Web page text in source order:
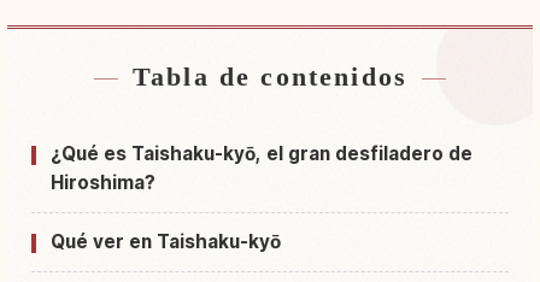
Buscar alojamiento cerca de Desfiladero
Buscar experiencias en Desfiladero
Taishakukyou, Hiroshima
Tabla de contenidos
¿Qué es Taishaku-kyō, el gran desfiladero de
Hiroshima?
Qué ver en Taishaku-kyō